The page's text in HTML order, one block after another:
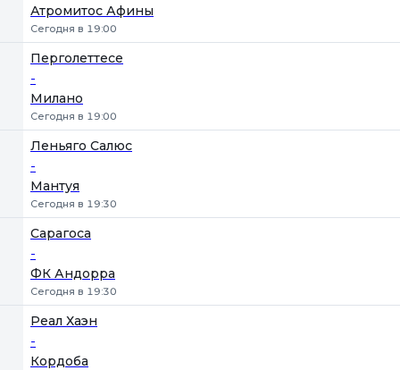
Атромитос Афины
Сегодня в 19:00
Перголеттесе
-
Милано
Сегодня в 19:00
Леньяго Салюс
-
Мантуя
Сегодня в 19:30
Сарагоса
-
ФК Андорра
Сегодня в 19:30
Реал Хаэн
-
Кордоба